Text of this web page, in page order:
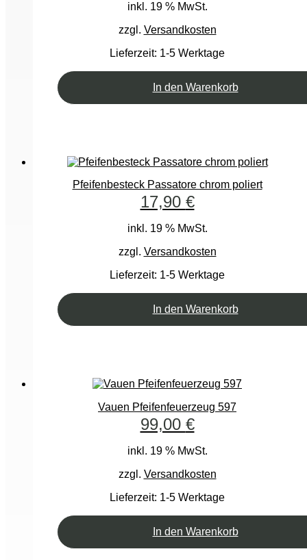
inkl. 19 % MwSt.
zzgl. Versandkosten
Lieferzeit: 1-5 Werktage
In den Warenkorb
Pfeifenbesteck Passatore chrom poliert
17,90 €
inkl. 19 % MwSt.
zzgl. Versandkosten
Lieferzeit: 1-5 Werktage
In den Warenkorb
Vauen Pfeifenfeuerzeug 597
99,00 €
inkl. 19 % MwSt.
zzgl. Versandkosten
Lieferzeit: 1-5 Werktage
In den Warenkorb